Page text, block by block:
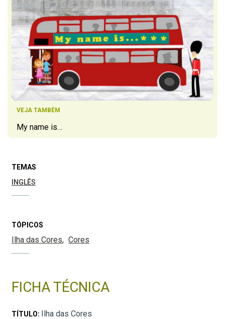
VEJA TAMBÉM
My name is…
TEMAS
INGLÊS
TÓPICOS
Ilha das Cores Cores
FICHA TÉCNICA
TÍTULO: Ilha das Cores